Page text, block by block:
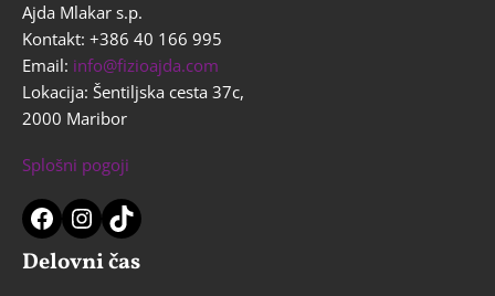
Ajda Mlakar s.p.
Kontakt: +386 40 166 995
Email: info@fizioajda.com
Lokacija: Šentiljska cesta 37c,
2000 Maribor
Splošni pogoji
Facebook
Instagram
TikTok
Delovni čas